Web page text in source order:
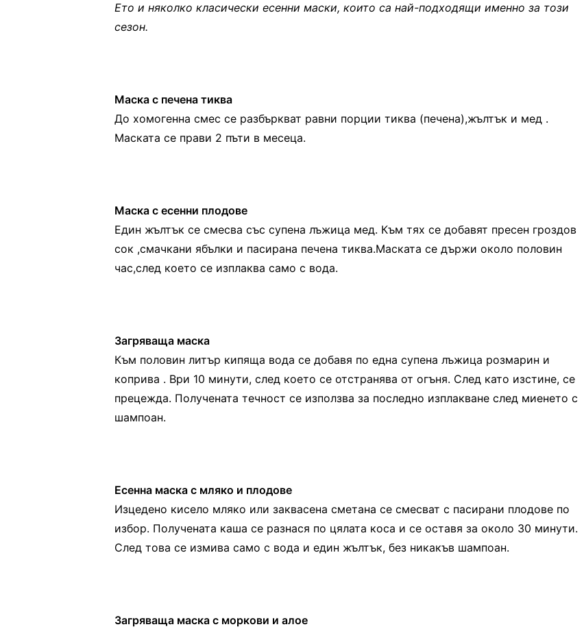
Ето и няколко класически есенни маски, които са най-подходящи именно за този
сезон.
Маска с печена тиква
До хомогенна смес се разбъркват равни порции тиква (печена),жълтък и мед .
Маската се прави 2 пъти в месеца.
Маска с есенни плодове
Един жълтък се смесва със супена лъжица мед. Към тях се добавят пресен гроздов
сок ,смачкани ябълки и пасирана печена тиква.Маската се държи около половин
час,след което се изплаква само с вода.
Загряваща маска
Към половин литър кипяща вода се добавя по една супена лъжица розмарин и
коприва . Ври 10 минути, след което се отстранява от огъня. След като изстине, се
прецежда. Получената течност се използва за последно изплакване след миенето с
шампоан.
Есенна маска с мляко и плодове
Изцедено кисело мляко или заквасена сметана се смесват с пасирани плодове по
избор. Получената каша се разнася по цялата коса и се оставя за около 30 минути.
След това се измива само с вода и един жълтък, без никакъв шампоан.
Загряваща маска с моркови и алое